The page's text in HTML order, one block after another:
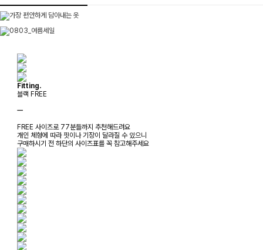
Fitting.
블랙 FREE
ㅡ
FREE 사이즈로 77분들까지 추천해드려요
개인 체형에 따라 핏이나 기장이 달라질 수 있으니
구매하시기 전 하단의 사이즈표를 꼭 참고해주세요